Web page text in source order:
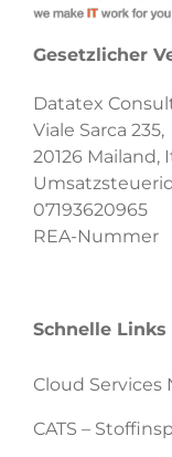
Gesetzlicher
Datatex
Viale Sarca 235,
20126 Mailand,
07193620965
REA-Nummer
Schnelle Links
Cloud Services
CATS –